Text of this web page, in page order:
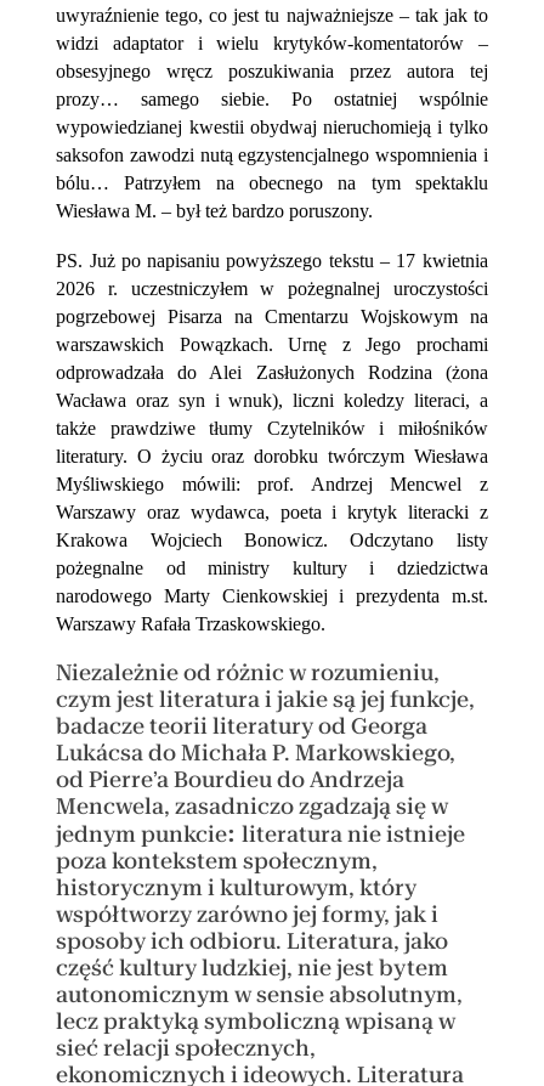
uwyraźnienie tego, co jest tu najważniejsze – tak jak to
widzi adaptator i wielu krytyków-komentatorów –
obsesyjnego wręcz poszukiwania przez autora tej
prozy… samego siebie. Po ostatniej wspólnie
wypowiedzianej kwestii obydwaj nieruchomieją i tylko
saksofon zawodzi nutą egzystencjalnego wspomnienia i
bólu… Patrzyłem na obecnego na tym spektaklu
Wiesława M. – był też bardzo poruszony.
PS. Już po napisaniu powyższego tekstu – 17 kwietnia
2026 r. uczestniczyłem w pożegnalnej uroczystości
pogrzebowej Pisarza na Cmentarzu Wojskowym na
warszawskich Powązkach. Urnę z Jego prochami
odprowadzała do Alei Zasłużonych Rodzina (żona
Wacława oraz syn i wnuk), liczni koledzy literaci, a
także prawdziwe tłumy Czytelników i miłośników
literatury. O życiu oraz dorobku twórczym Wiesława
Myśliwskiego mówili: prof. Andrzej Mencwel z
Warszawy oraz wydawca, poeta i krytyk literacki z
Krakowa Wojciech Bonowicz. Odczytano listy
pożegnalne od ministry kultury i dziedzictwa
narodowego Marty Cienkowskiej i prezydenta m.st.
Warszawy Rafała Trzaskowskiego.
Niezależnie od różnic w rozumieniu,
czym jest literatura i jakie są jej funkcje,
badacze teorii literatury od Georga
Lukácsa do Michała P. Markowskiego,
od Pierre’a Bourdieu do Andrzeja
Mencwela, zasadniczo zgadzają się w
jednym punkcie:literatura nie istnieje
poza kontekstem społecznym,
historycznym i kulturowym, który
współtworzy zarówno jej formy, jak i
sposoby ich odbioru. Literatura, jako
część kultury ludzkiej, nie jest bytem
autonomicznym w sensie absolutnym,
lecz praktyką symboliczną wpisaną w
sieć relacji społecznych,
ekonomicznych i ideowych. Literatura